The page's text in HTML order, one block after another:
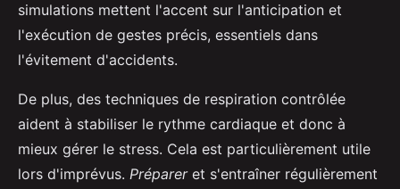
simulations mettent l'accent sur l'anticipation et
l'exécution de gestes précis, essentiels dans
l'évitement d'accidents.
De plus, des techniques de respiration contrôlée
aident à stabiliser le rythme cardiaque et donc à
mieux gérer le stress. Cela est particulièrement utile
lors d'imprévus. Prépareret s'entraîner régulièrement